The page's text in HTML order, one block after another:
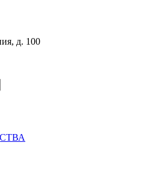
д. 100